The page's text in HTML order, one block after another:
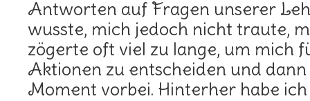
Antworten auf Fragen unserer
wusste, mich jedoch nicht traute,
zögerte oft viel zu lange, um mich
Aktionen zu entscheiden und
Moment vorbei. Hinterher habe